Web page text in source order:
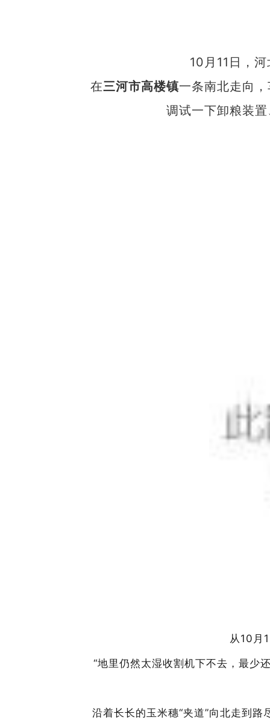
10月11日，
在三河市高楼镇一条南北走向
调试一下卸粮装
从10月
“地里仍然太湿收割机下不去，最少
沿着长长的玉米穗“夹道”向北走到